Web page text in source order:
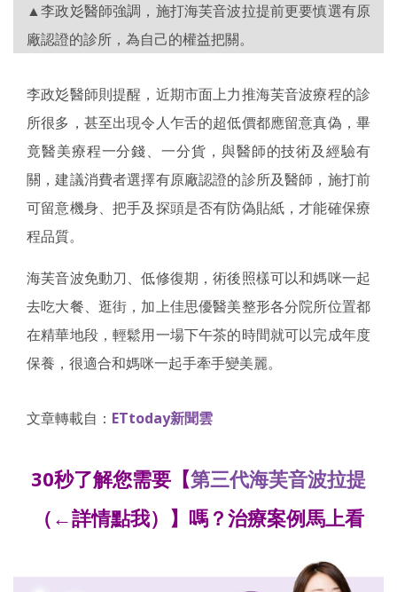
▲李政彣醫師強調，施打海芙音波拉提前更要慎選有原
廠認證的診所，為自己的權益把關。
李政彣醫師則提醒，近期市面上力推海芙音波療程的診
所很多，甚至出現令人乍舌的超低價都應留意真偽，畢
竟醫美療程一分錢、一分貨，與醫師的技術及經驗有
關，建議消費者選擇有原廠認證的診所及醫師，施打前
可留意機身、把手及探頭是否有防偽貼紙，才能確保療
程品質。
海芙音波免動刀、低修復期，術後照樣可以和媽咪一起
去吃大餐、逛街，加上佳思優醫美整形各分院所位置都
在精華地段，輕鬆用一場下午茶的時間就可以完成年度
保養，很適合和媽咪一起手牽手變美麗。
文章轉載自： ETtoday新聞雲
30秒了解您需要【第三代海芙音波拉提
（←詳情點我）】嗎？治療案例馬上看